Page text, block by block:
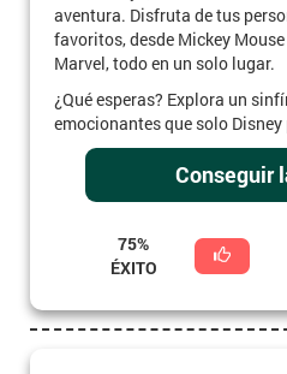
aventura. Disfruta de tus
favoritos, desde Mickey
Marvel, todo en un solo lugar.
¿Qué esperas? Explora un
emocionantes que solo Disney
Conseguir
75%
ÉXITO